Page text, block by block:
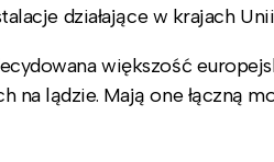
działające w krajach
większość
lądzie. Mają one łączną